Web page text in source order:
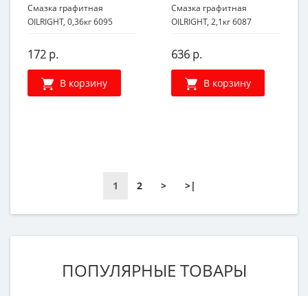
Смазка графитная
OILRIGHT, 0,36кг 6095
172 р.
В корзину
Смазка графитная
OILRIGHT, 2,1кг 6087
636 р.
В корзину
1 2 > >|
ПОПУЛЯРНЫЕ ТОВАРЫ